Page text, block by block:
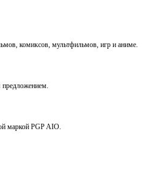
комиксов, мультфильмов, игр и аниме.
маркой PGP AIO.